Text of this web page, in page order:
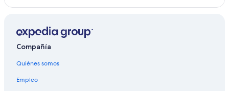
Compañía
Quiénes somos
Empleo